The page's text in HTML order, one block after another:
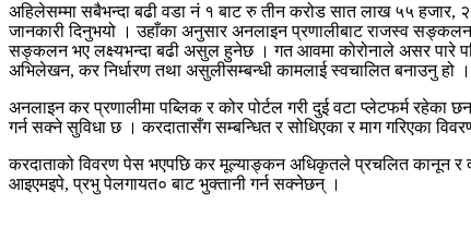
अहिलेसम्मा सबैभन्दा बढी वडा नं १ बाट रु तीन करोड सात लाख ५५
जानकारी दिनुभयो । उहाँका अनुसार अनलाइन प्रणालीबाट राजस्व
सङ्कलन भए लक्ष्यभन्दा बढी असुल हुनेछ । गत आवमा कोरोनाले असर पारे
अभिलेखन, कर निर्धारण तथा असुलीसम्बन्धी कामलाई स्वचालित बनाउनु हो ।
अनलाइन कर प्रणालीमा पब्लिक र कोर पोर्टल गरी दुई वटा प्लेटफर्म
गर्न सक्ने सुविधा छ । करदातासँग सम्बन्धित र सोधिएका र माग गरिएका
करदाताको विवरण पेस भएपछि कर मूल्याङ्कन अधिकृतले प्रचलित कानून र
आइएमइपे, प्रभु पेलगायत० बाट भुक्तानी गर्न सक्नेछन् ।